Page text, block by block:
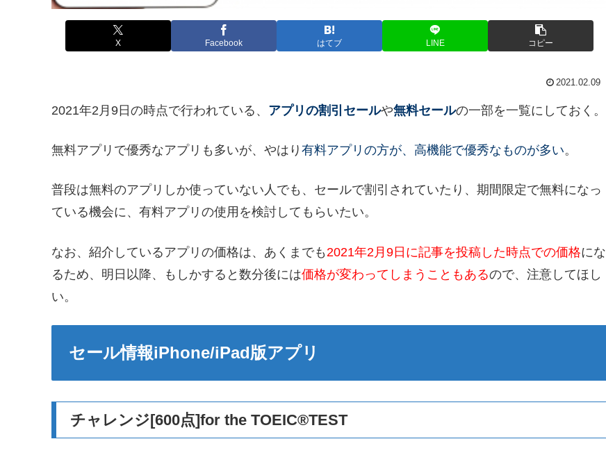
X Facebook はてブ LINE コピー
2021.02.09
2021年2月9日の時点で行われている、 アプリの割引セールや無料セールの一部を一覧にしておく。
無料アプリで優秀なアプリも多いが、やはり 有料アプリの方が、高機能で優秀なものが多い。
普段は無料のアプリしか使っていない人でも、セールで割引されていたり、期間限定で無料になっ
ている機会に、有料アプリの使用を検討してもらいたい。
なお、紹介しているアプリの価格は、あくまでも 2021年2月9日に記事を投稿した時点での価格にな
るため、明日以降、もしかすると数分後には価格が変わってしまうこともあるので、注意してほし
い。
セール情報iPhone/iPad版アプリ
チャレンジ[600点]for the TOEIC®TES‪T